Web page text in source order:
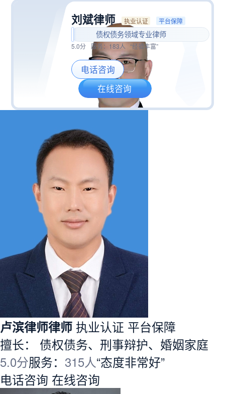
刘斌律师 执业认证 平台保障
债权债务领域专业律师
5.0分 服务： 183人 “经验丰富”
电话咨询
在线咨询
卢滨律师律师 执业认证 平台保障
擅长： 债权债务、刑事辩护、婚姻家庭
5.0分服务： 315人“态度非常好”
电话咨询 在线咨询